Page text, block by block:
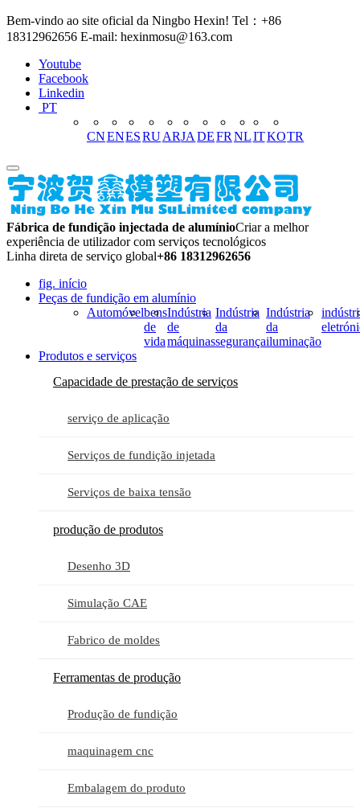
Bem-vindo ao site oficial da Ningbo Hexin! Tel：+86
18312962656 E-mail: hexinmosu@163.com
Youtube
Facebook
Linkedin
PT
CNENESRUARJA DEFR NLITKOTR
Fábrica de fundição injectada de alumínioCriar a melhor
experiência de utilizador com serviços tecnológicos
Linha direta de serviço global+86 18312962656
fig. início
Peças de fundição em alumínio
Automóvelbens
de
vida
Indústria
de
máquinas
Indústria
da
segurança
Indústria
da
iluminação
Produtos e serviços
Capacidade de prestação de serviços
serviço de aplicação
Serviços de fundição injetada
Serviços de baixa tensão
produção de produtos
Desenho 3D
Simulação CAE
Fabrico de moldes
Ferramentas de produção
Produção de fundição
maquinagem cnc
Embalagem do produto